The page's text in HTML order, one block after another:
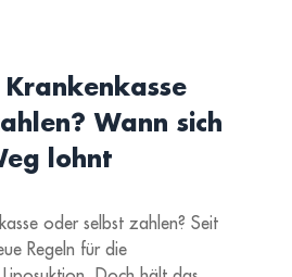
Krankenkasse
Wann sich
lohnt
oder selbst zahlen? Seit
Regeln für die